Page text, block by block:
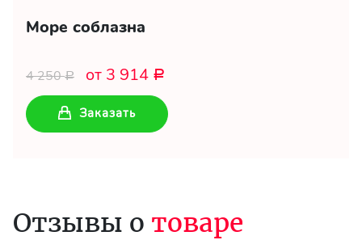
Море соблазна
4 250Р от 3 914 Р
Заказать
Отзывы о товаре